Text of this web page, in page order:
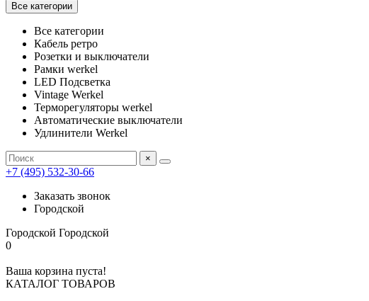
Все категории
Все категории
Кабель ретро
Розетки и выключатели
Рамки werkel
LED Подсветка
Vintage Werkel
Терморегуляторы werkel
Автоматические выключатели
Удлинители Werkel
×
+7 (495) 532-30-66
Заказать звонок
Городской
Городской Городской
0
Ваша корзина пуста!
КАТАЛОГ ТОВАРОВ